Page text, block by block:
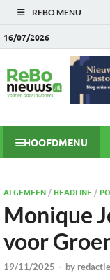
REBO MENU
16/07/2026
HOOFDMENU
ALGEMEEN/ HEADLINE/
Monique
voor
19/11/2025 - by redactie